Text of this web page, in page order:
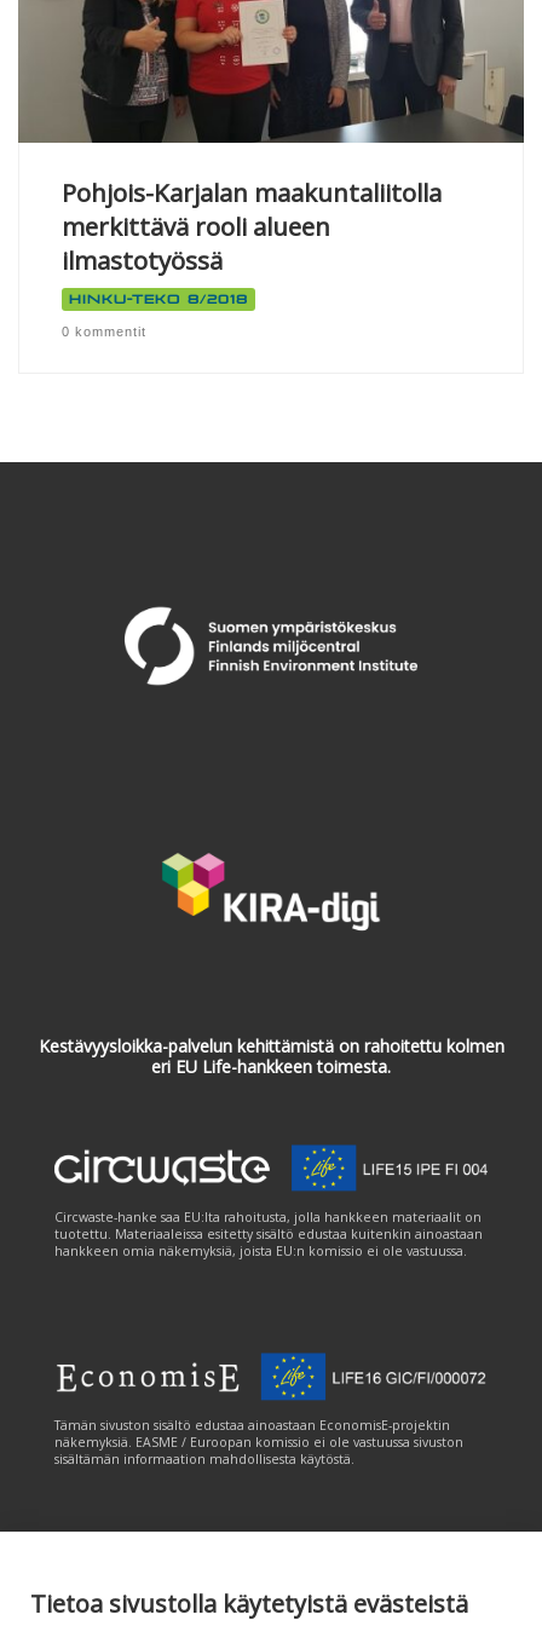
Tietoa sivustolla käytetyistä evästeistä
Pohjois-Karjalan maakuntaliitolla
merkittävä rooli alueen
ilmastotyössä
Hinku-teko 8/2018
0 kommentit
Kestävyysloikka-palvelun kehittämistä on rahoitettu kolmen
eri EU Life-hankkeen toimesta.
Circwaste-hanke saa EU:lta rahoitusta, jolla hankkeen materiaalit on
tuotettu. Materiaaleissa esitetty sisältö edustaa kuitenkin ainoastaan
hankkeen omia näkemyksiä, joista EU:n komissio ei ole vastuussa.
Tämän sivuston sisältö edustaa ainoastaan EconomisE-projektin
näkemyksiä. EASME / Euroopan komissio ei ole vastuussa sivuston
sisältämän informaation mahdollisesta käytöstä.